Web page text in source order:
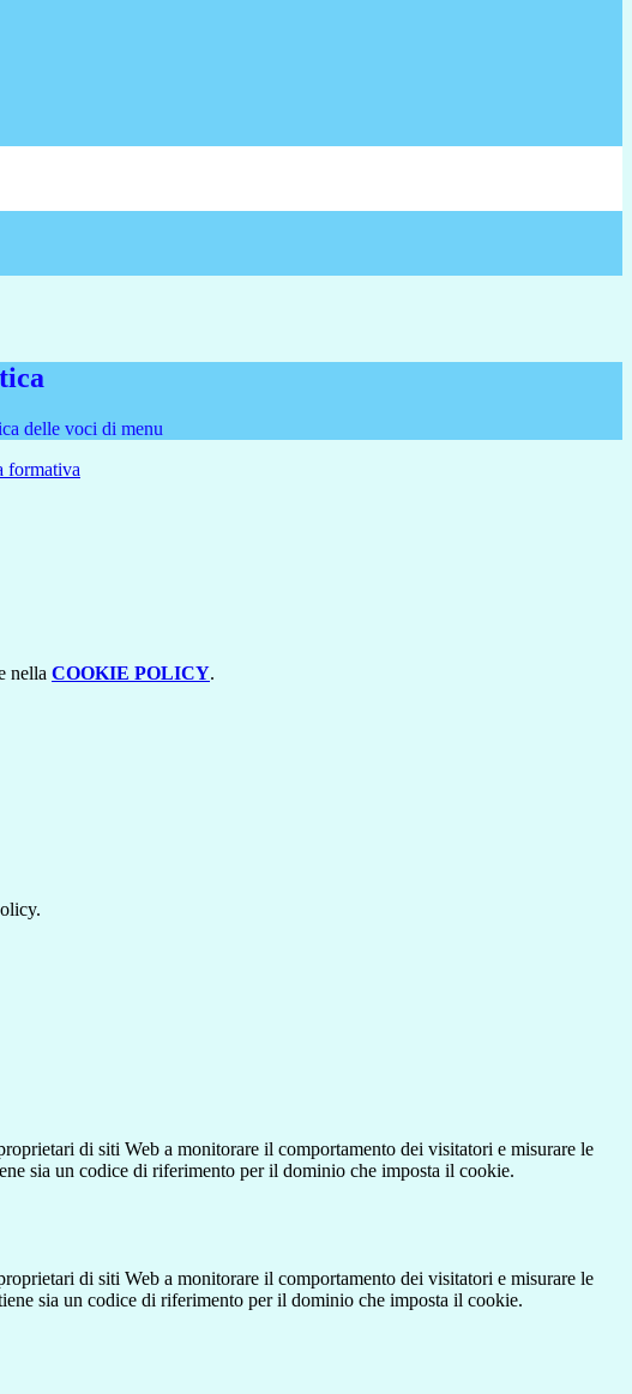
delle voci di menu
nella COOKIE POLICY.
di siti Web a monitorare il comportamento dei visitatori e misurare le
sia un codice di riferimento per il dominio che imposta il cookie.
di siti Web a monitorare il comportamento dei visitatori e misurare le
sia un codice di riferimento per il dominio che imposta il cookie.